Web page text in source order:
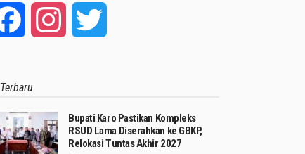
Facebook Instagram
Terbaru
Bupati Karo Pastikan Kompleks
RSUD Lama Diserahkan ke GBKP,
Relokasi Tuntas Akhir 2027